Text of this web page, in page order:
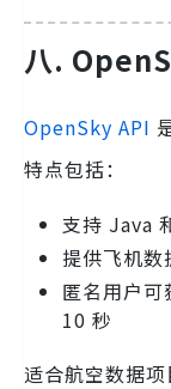
八.
OpenSky API
特点包括：
支持 Java
提供飞机数
匿名用户
10 秒
适合航空数据项